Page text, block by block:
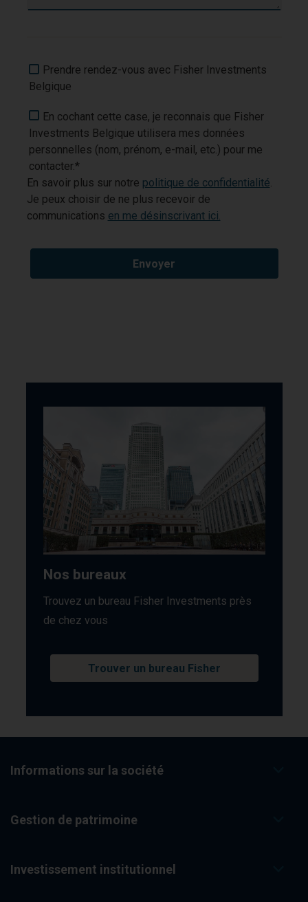
Prendre rendez-vous avec Fisher Investments
Belgique
En cochant cette case, je reconnais que Fisher
Investments Belgique utilisera mes données
personnelles (nom, prénom, e-mail, etc.) pour me
contacter.*
En savoir plus sur notre politique de confidentialité.
Je peux choisir de ne plus recevoir de
communications en me désinscrivant ici.
Nos bureaux
Trouvez un bureau Fisher Investments près
de chez vous
Trouver un bureau Fisher
Informations sur la société
Gestion de patrimoine
Investissement institutionnel